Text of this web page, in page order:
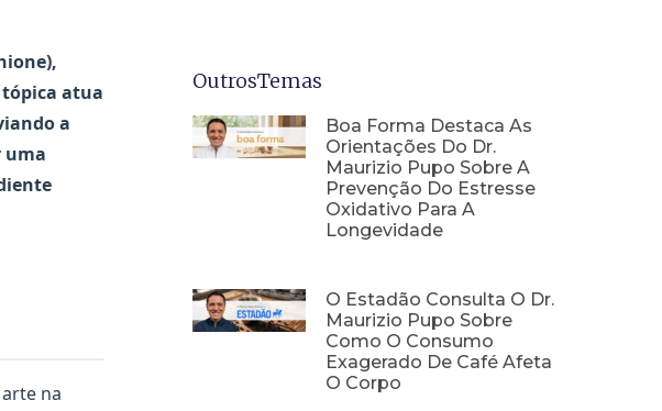
atua
a
uma
na
OutrosTemas
Boa Forma Destaca As
Orientações Do Dr.
Maurizio Pupo Sobre A
Prevenção Do Estresse
Oxidativo Para A
Longevidade
O Estadão Consulta O Dr.
Maurizio Pupo Sobre
Como O Consumo
Exagerado De Café Afeta
O Corpo